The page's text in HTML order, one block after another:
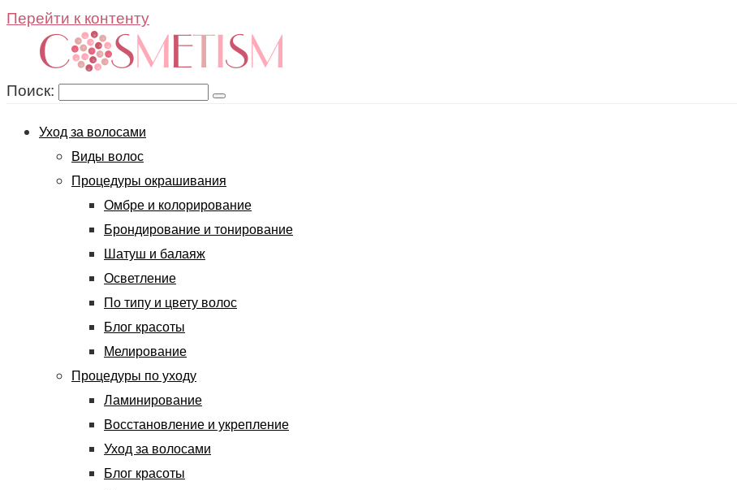
Перейти к контенту
Поиск:
Уход за волосами
Виды волос
Процедуры окрашивания
Омбре и колорирование
Брондирование и тонирование
Шатуш и балаяж
Осветление
По типу и цвету волос
Блог красоты
Мелирование
Процедуры по уходу
Ламинирование
Восстановление и укрепление
Уход за волосами
Блог красоты